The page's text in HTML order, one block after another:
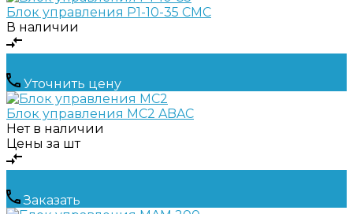
Блок управления P1-10-35 CMC
В наличии
Уточнить цену
Блок управления MC2 ABAC
Нет в наличии
Цены за шт
Заказать